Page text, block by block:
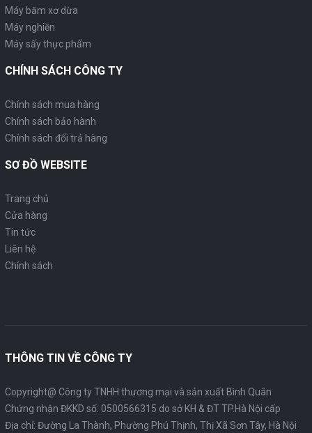
Máy băm xơ dừa
Máy nghiền
Máy sấy thực phẩm
CHÍNH SÁCH CÔNG TY
Chính sách mua hàng
Chính sách bảo hành
Chính sách đổi trả hàng
SƠ ĐỒ WEBSITE
Trang chủ
Cửa hàng
Tin tức
Liên hệ
Chính sách
THÔNG TIN VỀ CÔNG TY
Copyright@ Công ty TNHH thương mại và sản xuất Bình Quân
Chứng nhận ĐKKD số: 0500566315 do sở KH & ĐT TP.Hà Nội cấp
Địa chỉ: Đường La Thành, Phường Phú Thịnh, Thị Xã Sơn Tây, Hà Nội